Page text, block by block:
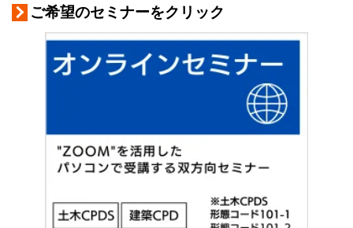
ご希望のセミナーをクリック